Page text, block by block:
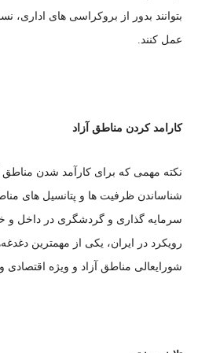
بتوانند بدور از بروکراسی های اداری،
عمل کنند.
کارامد کردن مناطق آزاد
نکته مهمی که برای کارآمد شدن مناطق
شناساندن ظرفیت ها و پتانسیل های
سرمایه گذاری و گردشگری در داخل و
رویکرد در ایران، یکی از مهمترین
شورایعالی‌ مناطق آزاد و ویژه